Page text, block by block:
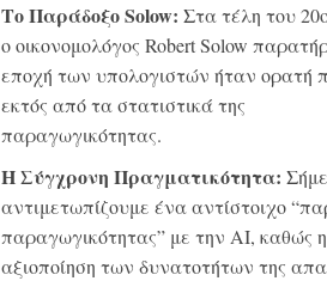
Το Παράδοξο Solow: Στα τέλη του
ο οικονομολόγος Robert Solow
εποχή των υπολογιστών ήταν ορατή
εκτός από τα στατιστικά της
παραγωγικότητας.
Η Σύγχρονη Πραγματικότητα:
αντιμετωπίζουμε ένα αντίστοιχο
παραγωγικότητας” με την AI, καθώς
αξιοποίηση των δυνατοτήτων της